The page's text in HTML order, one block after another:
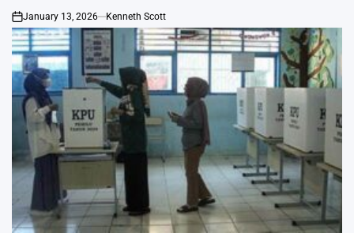
on
January 13, 2026 Kenneth Scott